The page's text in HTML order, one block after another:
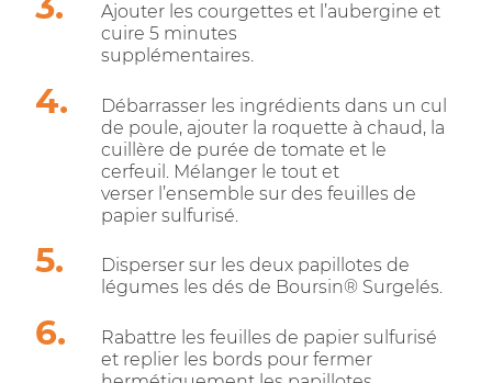
Ajouter les courgettes et l’aubergine et
cuire 5 minutes
supplémentaires.
Débarrasser les ingrédients dans un cul
de poule, ajouter la roquette à chaud, la
cuillère de purée de tomate et le
cerfeuil. Mélanger le tout et
verser l’ensemble sur des feuilles de
papier sulfurisé.
Disperser sur les deux papillotes de
légumes les dés de Boursin® Surgelés.
Rabattre les feuilles de papier sulfurisé
et replier les bords pour fermer